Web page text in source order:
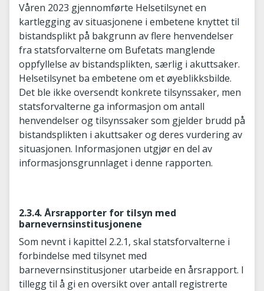
Våren 2023 gjennomførte Helsetilsynet en
kartlegging av situasjonene i embetene knyttet til
bistandsplikt på bakgrunn av flere henvendelser
fra statsforvalterne om Bufetats manglende
oppfyllelse av bistandsplikten, særlig i akuttsaker.
Helsetilsynet ba embetene om et øyeblikksbilde.
Det ble ikke oversendt konkrete tilsynssaker, men
statsforvalterne ga informasjon om antall
henvendelser og tilsynssaker som gjelder brudd på
bistandsplikten i akuttsaker og deres vurdering av
situasjonen. Informasjonen utgjør en del av
informasjonsgrunnlaget i denne rapporten.
2.3.4. Årsrapporter for tilsyn med
barnevernsinstitusjonene
Som nevnt i kapittel 2.2.1, skal statsforvalterne i
forbindelse med tilsynet med
barnevernsinstitusjoner utarbeide en årsrapport. I
tillegg til å gi en oversikt over antall registrerte